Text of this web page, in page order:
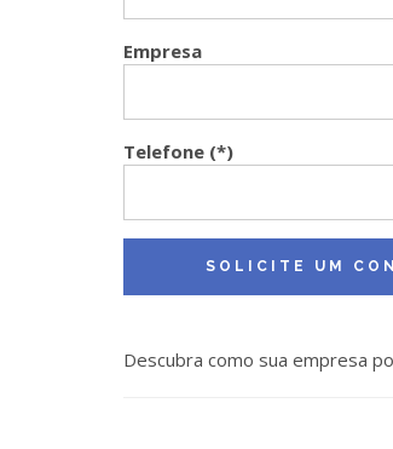
Empresa
Telefone (*)
Descubra como sua empresa